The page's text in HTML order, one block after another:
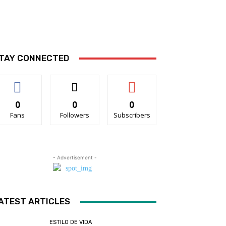
CONNECTED
0
Fans
0
Followers
0
Subscribers
- Advertisement -
ARTICLES
ESTILO DE VIDA